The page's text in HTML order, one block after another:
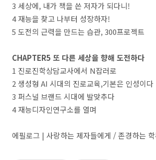
3 세상에, 내가 책을 쓴 저자가 되다니!
4 재능을 찾고 나부터 성장하자!
5 도전의 근력을 만드는 습관, 300프로젝트
CHAPTER5 또 다른 세상을 향해 도전하다
1 진로진학상담교사에서 N잡러로
2 생성형 AI 시대의 진로교육,기본은 인성이다
3 퍼스널 브랜드 시대에 발맞추다
4 재능디자인연구소를 열며
에필로그 | 사랑하는 제자들에게 / 존경하는